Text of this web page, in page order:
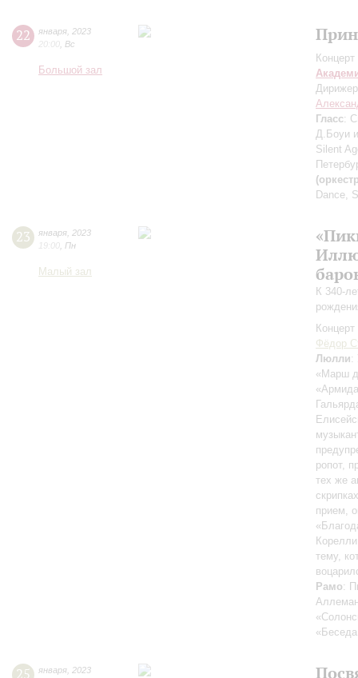
22 января 2023
20:00 Вс
Большой зал
Гласс:
Д.Боуи
Silent
Dance,
23 января 2023
19:00 Пн
Малый зал
К 340-
Фёдор
Люлли:
«Марш
ропот,
тех же
прием,
тему,
Рамо:
25 января 2023